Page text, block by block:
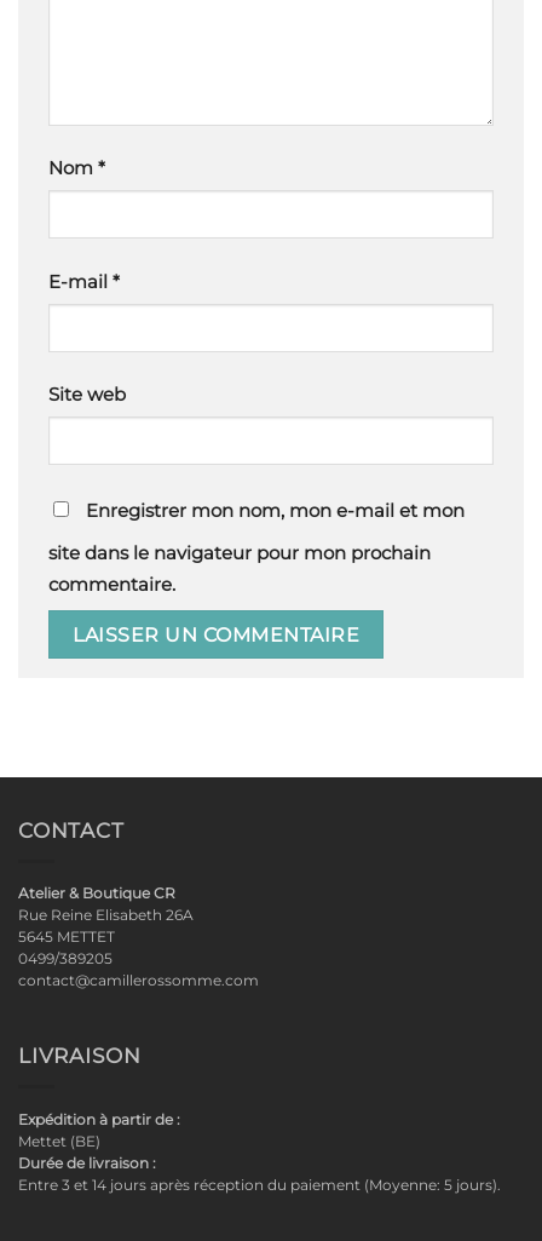
Nom *
E-mail *
Site web
Enregistrer mon nom, mon e-mail et mon
site dans le navigateur pour mon prochain
commentaire.
CONTACT
Atelier & Boutique CR
Rue Reine Elisabeth 26A
5645 METTET
0499/389205
contact@camillerossomme.com
LIVRAISON
Expédition à partir de :
Mettet (BE)
Durée de livraison :
Entre 3 et 14 jours après réception du paiement (Moyenne: 5 jours).